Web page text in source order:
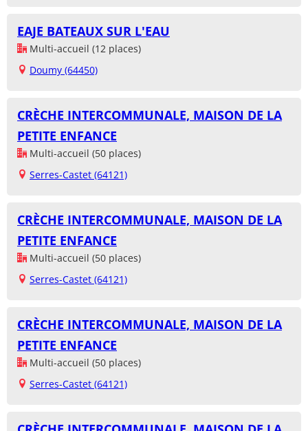
EAJE BATEAUX SUR L'EAU
Multi-accueil (12 places)
Doumy (64450)
CRÈCHE INTERCOMMUNALE, MAISON DE LA
PETITE ENFANCE
Multi-accueil (50 places)
Serres-Castet (64121)
CRÈCHE INTERCOMMUNALE, MAISON DE LA
PETITE ENFANCE
Multi-accueil (50 places)
Serres-Castet (64121)
CRÈCHE INTERCOMMUNALE, MAISON DE LA
PETITE ENFANCE
Multi-accueil (50 places)
Serres-Castet (64121)